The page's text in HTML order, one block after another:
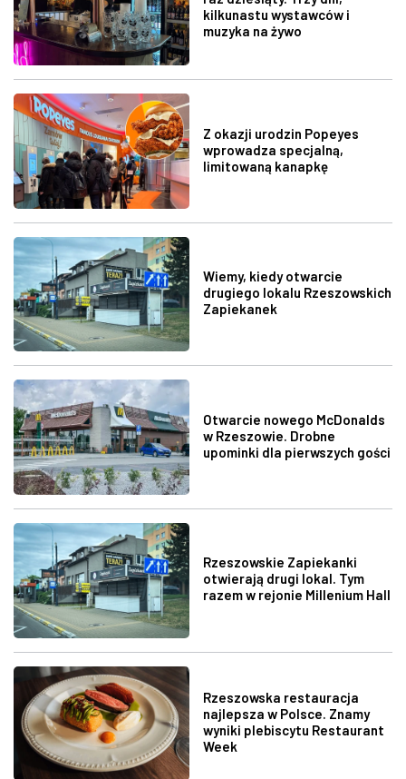
kilkunastu wystawców i
muzyka na żywo
Z okazji urodzin Popeyes
wprowadza specjalną,
limitowaną kanapkę
Wiemy, kiedy otwarcie
drugiego lokalu Rzeszowskich
Zapiekanek
Otwarcie nowego McDonalds
w Rzeszowie. Drobne
upominki dla pierwszych gości
Rzeszowskie Zapiekanki
otwierają drugi lokal. Tym
razem w rejonie Millenium Hall
Rzeszowska restauracja
najlepsza w Polsce. Znamy
wyniki plebiscytu Restaurant
Week